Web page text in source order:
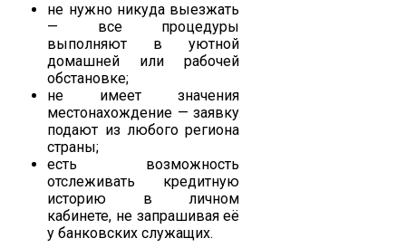
не нужно никуда выезжать
— все процедуры
выполняют в уютной
домашней или рабочей
обстановке;
не имеет значения
местонахождение — заявку
подают из любого региона
страны;
есть возможность
отслеживать кредитную
историю в личном
кабинете, не запрашивая её
у банковских служащих.